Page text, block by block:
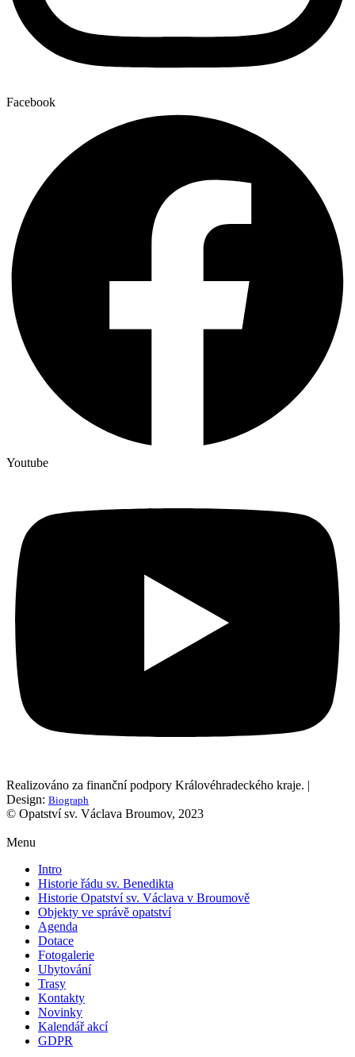
Facebook
Youtube
Realizováno za finanční podpory Královéhradeckého kraje. |
Design: Biograph
© Opatství sv. Václava Broumov, 2023
Menu
Intro
Historie řádu sv. Benedikta
Historie Opatství sv. Václava v Broumově
Objekty ve správě opatství
Agenda
Dotace
Fotogalerie
Ubytování
Trasy
Kontakty
Novinky
Kalendář akcí
GDPR